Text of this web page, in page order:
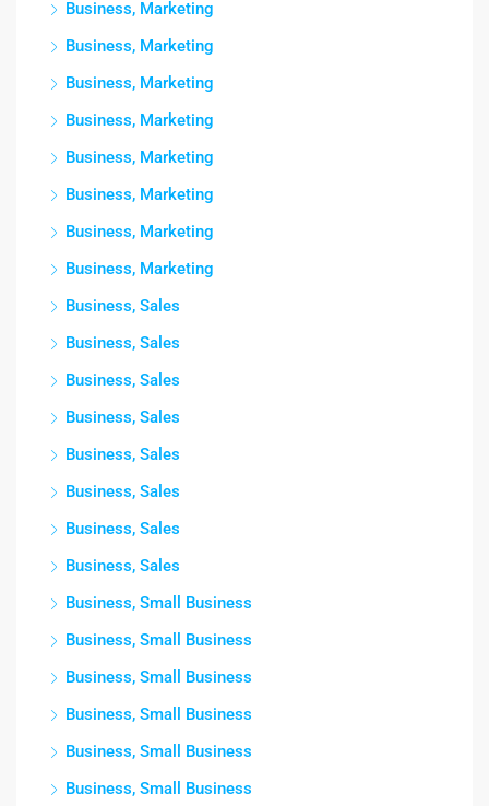
Business, Marketing
Business, Marketing
Business, Marketing
Business, Marketing
Business, Marketing
Business, Marketing
Business, Marketing
Business, Marketing
Business, Sales
Business, Sales
Business, Sales
Business, Sales
Business, Sales
Business, Sales
Business, Sales
Business, Sales
Business, Small Business
Business, Small Business
Business, Small Business
Business, Small Business
Business, Small Business
Business, Small Business